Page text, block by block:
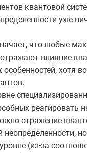
квантовой
уже
что любые
влияние
особенностей, хотя
реагировать
отражение
неопределенности,
(из-за